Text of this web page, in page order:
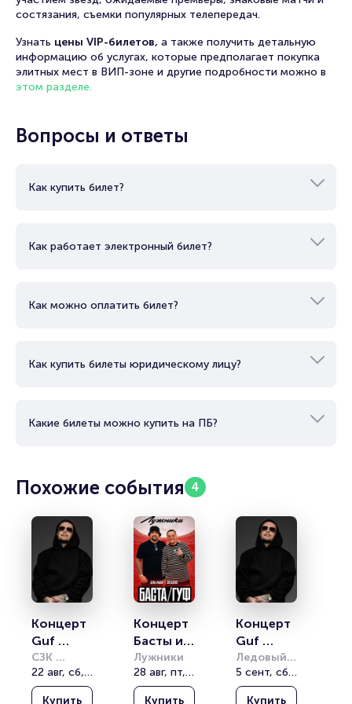
состязания, съемки популярных телепередач.
Узнать цены VIP-билетов, а также получить детальную
информацию об услугах, которые предполагает покупка
элитных мест в ВИП-зоне и другие подробности можно в
этом разделе.
Вопросы и ответы
Как купить билет?
Как работает электронный билет?
Как можно оплатить билет?
Как купить билеты юридическому лицу?
Какие билеты можно купить на ПБ?
Похожие события 4
Концерт
Guf
«Прощал
ьный
тур»
СЗК
Звездный22 авг, сб, 19:00
Купить
Концерт
Басты и
Гуфа
Лужники
28 авг, пт, 19:00
Купить
Концерт
Guf
«Прощал
ьный
тур»
Ледовый
Дворец
Мурманск
5 сент, сб, 19:00
Купить